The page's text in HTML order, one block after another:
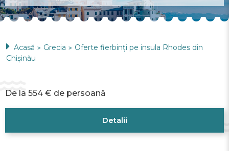
Acasă > Grecia > Oferte fierbinți pe insula Rhodes din
Chișinău
De la 554 € de persoană
Detalii